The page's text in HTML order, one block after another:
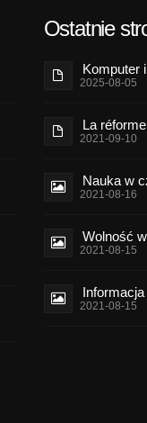
Ostatnie
Komputer
2025-08-05
La
2021-09-10
Nauka w
2021-08-16
Wolność
2021-08-15
2021-08-15